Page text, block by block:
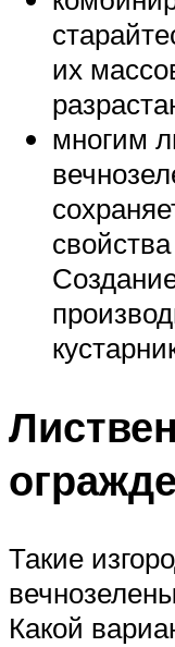
их
многим
Такие
Какой